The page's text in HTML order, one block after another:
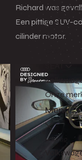
Audi
Škoda
Onze
Menu
Terug
Richard was
Een pittige SUV-
cilinder motor.